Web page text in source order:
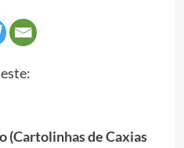
(Cartolinhas de Caxias